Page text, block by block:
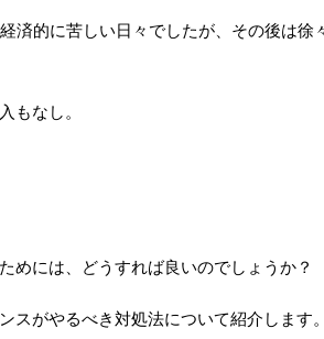
済的に苦しい日々でしたが、その後は徐
もなし。
めには、どうすれば良いのでしょうか？
スがやるべき対処法について紹介します。